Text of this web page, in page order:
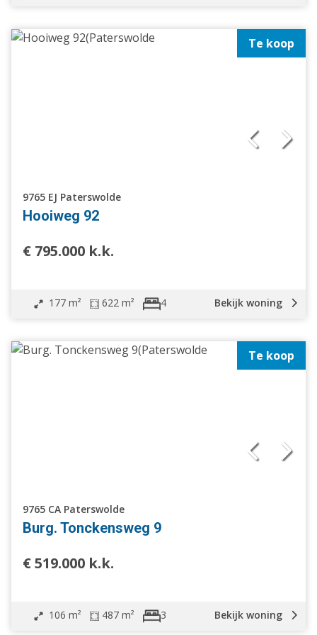
Te koop
9765 EJ Paterswolde
Hooiweg 92
€ 795.000 k.k.
177 m² 622 m² 4 Bekijk woning
Te koop
9765 CA Paterswolde
Burg. Tonckensweg 9
€ 519.000 k.k.
106 m² 487 m² 3 Bekijk woning